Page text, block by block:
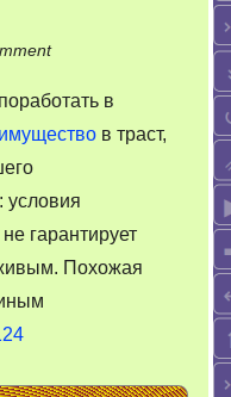
on
трагедия
о
в
двух
частях
в
в траст,
условия
гарантирует
Похожая